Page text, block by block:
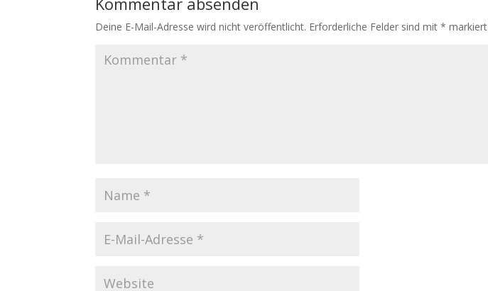
Deine E-Mail-Adresse wird nicht veröffentlicht. Erforderliche Felder sind mit* markiert